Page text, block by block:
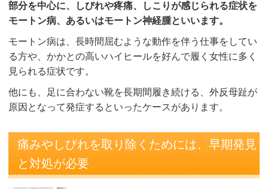
部分を中心に、しびれや疼痛、しこりが感じられる症状を
モートン病、あるいはモートン神経腫といいます。
モートン病は、長時間屈むような動作を伴う仕事をしてい
る方や、かかとの高いハイヒールを好んで履く女性に多く
見られる症状です。
他にも、足に合わない靴を長期間履き続ける、外反母趾が
原因となって発症するといったケースがあります。
痛みやしびれを取り除くためには、早期発見
と対処が必要